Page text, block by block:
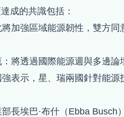
成的共識包括：
加強區域能源韌性，雙方
將透過國際能源週與多邊
表示，星、瑞兩國針對能源
長埃巴·布什（Ebba Busch